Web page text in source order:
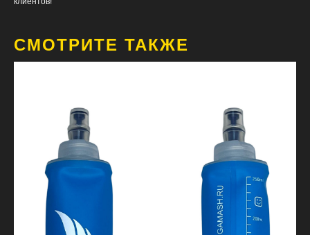
СМОТРИТЕ ТАКЖЕ